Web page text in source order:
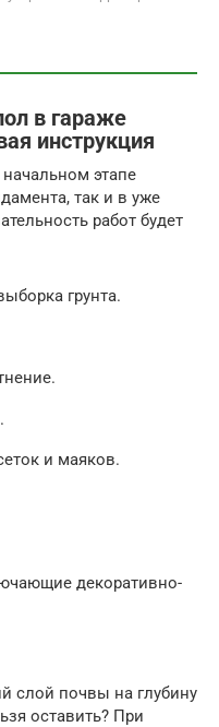
в гараже
инструкция
этапе
так и в уже
работ будет
грунта.
и маяков.
декоративно-
слой почвы на глубину
оставить? При